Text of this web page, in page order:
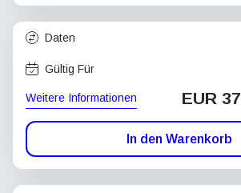
Daten
Gültig Für
Weitere Informationen EUR 37
In den Warenkorb